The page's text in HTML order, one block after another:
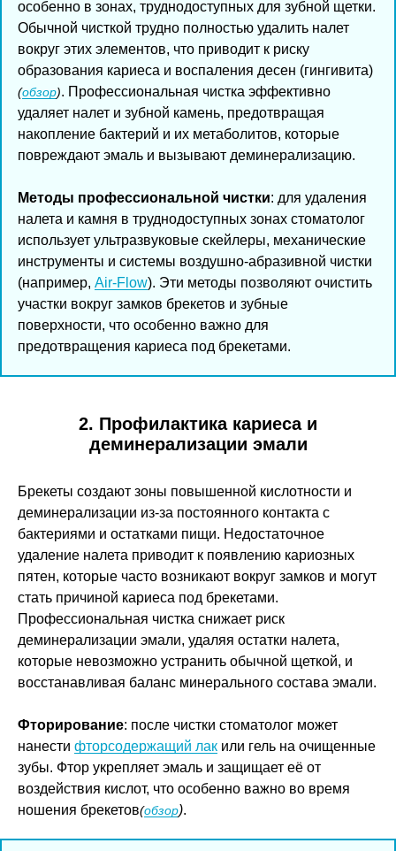
особенно в зонах, труднодоступных для зубной щетки.
Обычной чисткой трудно полностью удалить налет
вокруг этих элементов, что приводит к риску
образования кариеса и воспаления десен (гингивита)
(обзор). Профессиональная чистка эффективно
удаляет налет и зубной камень, предотвращая
накопление бактерий и их метаболитов, которые
повреждают эмаль и вызывают деминерализацию.
Методы профессиональной чистки: для удаления
налета и камня в труднодоступных зонах стоматолог
использует ультразвуковые скейлеры, механические
инструменты и системы воздушно-абразивной чистки
(например, Air-Flow). Эти методы позволяют очистить
участки вокруг замков брекетов и зубные
поверхности, что особенно важно для
предотвращения кариеса под брекетами.
2. Профилактика кариеса и
деминерализации эмали
Брекеты создают зоны повышенной кислотности и
деминерализации из-за постоянного контакта с
бактериями и остатками пищи. Недостаточное
удаление налета приводит к появлению кариозных
пятен, которые часто возникают вокруг замков и могут
стать причиной кариеса под брекетами.
Профессиональная чистка снижает риск
деминерализации эмали, удаляя остатки налета,
которые невозможно устранить обычной щеткой, и
восстанавливая баланс минерального состава эмали.
Фторирование: после чистки стоматолог может
нанести фторсодержащий лак или гель на очищенные
зубы. Фтор укрепляет эмаль и защищает её от
воздействия кислот, что особенно важно во время
ношения брекетов(обзор).